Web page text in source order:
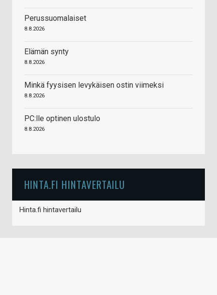
Perussuomalaiset
8.8.2026
Elämän synty
8.8.2026
Minkä fyysisen levykäisen ostin viimeksi
8.8.2026
PC:lle optinen ulostulo
8.8.2026
HINTA.FI HINTAVERTAILU
Hinta.fi hintavertailu